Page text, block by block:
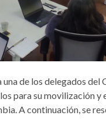
de los delegados
para su movilización y
A continuación, se